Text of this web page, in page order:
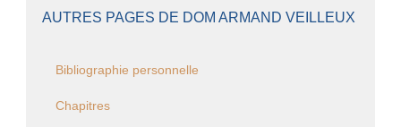
AUTRES PAGES DE DOM ARMAND VEILLEUX
Bibliographie personnelle
Chapitres